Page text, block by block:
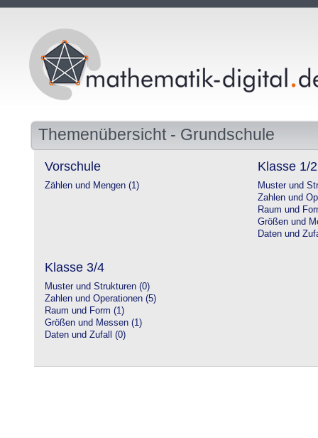
Themenübersicht - Grundschule
Vorschule
Zählen und Mengen (1)
Klasse 1/2
Muster und
Zahlen und
Raum und
Größen und
Daten und
Klasse 3/4
Muster und Strukturen (0)
Zahlen und Operationen (5)
Raum und Form (1)
Größen und Messen (1)
Daten und Zufall (0)